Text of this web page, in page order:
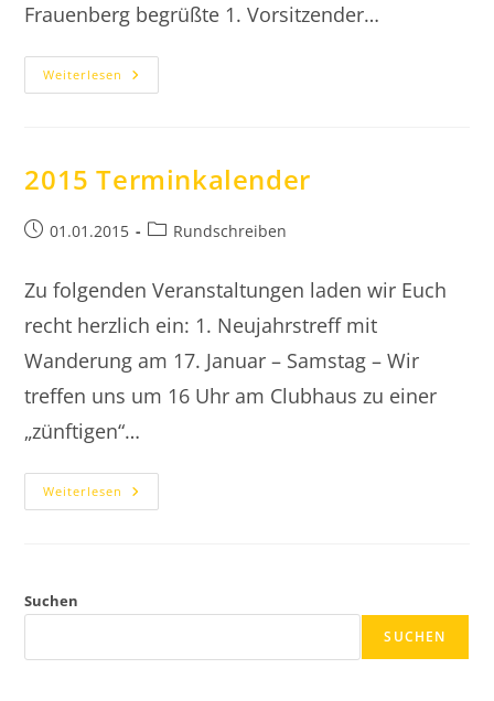
Frauenberg begrüßte 1. Vorsitzender…
Weiterlesen 2015.01.17
Neujahrswanderung
2015 Terminkalender
Beitrag01.01.2015
Beitrags-
Rundschreiben
Zu folgenden Veranstaltungen laden wir Euch
recht herzlich ein: 1. Neujahrstreff mit
Wanderung am 17. Januar – Samstag – Wir
treffen uns um 16 Uhr am Clubhaus zu einer
„zünftigen“…
Weiterlesen 2015
Terminkalender
Suchen
SUCHEN